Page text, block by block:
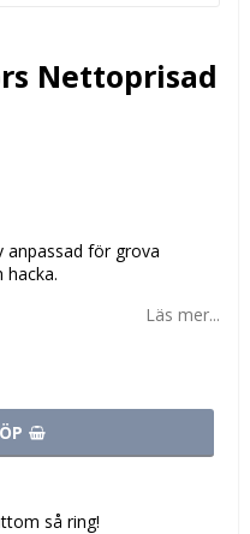
Nettoprisad
anpassad för grova
Läs mer...
så ring!